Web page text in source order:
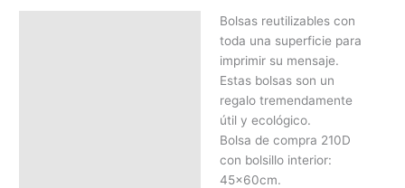
Bolsas reutilizables con
toda una superficie para
imprimir su mensaje.
Estas bolsas son un
regalo tremendamente
útil y ecológico.
Bolsa de compra 210D
con bolsillo interior:
45x60cm.